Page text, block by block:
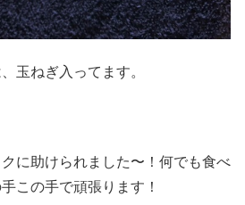
玉ねぎ入ってます。
に助けられました〜！何でも食べ
この手で頑張ります！